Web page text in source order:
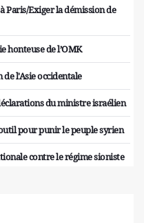
Paris/Exiger la démission de
honteuse de l’OMK
l'Asie occidentale
du ministre israélien
pour punir le peuple syrien
contre le régime sioniste